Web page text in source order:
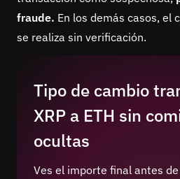
fraude. En los demás casos, el
se realiza sin verificación.
Tipo de cambio
XRP a ETH sin
ocultas
Ves el importe final antes